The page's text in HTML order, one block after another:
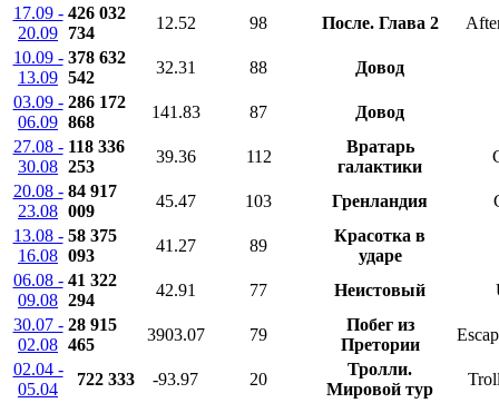
17.09 -
20.09
426 032
734
12.52 98 После. Глава 2
10.09 -
13.09
378 632
542
32.31 88
Довод
03.09 -
06.09
286 172
868
141.83 87
Довод
27.08 -
30.08
118 336
253
39.36 112
Вратарь
галактики
20.08 -
23.08
84 917
009
45.47 103 Гренландия
13.08 -
16.08
58 375
093
41.27 89
Красотка в
ударе
06.08 -
09.08
41 322
294
42.91 77 Неистовый
30.07 -
02.08
28 915
465
3903.07 79
Побег из
Претории
02.04 -
05.04
722 333 -93.97 20
Тролли.
Мировой тур